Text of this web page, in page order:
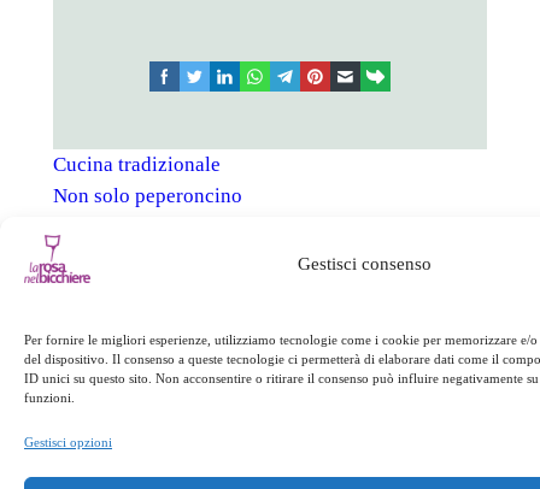
Gestisci consenso
Per fornire le migliori esperienze, utilizziamo tecnologie come i cookie per memorizzare e/
del dispositivo. Il consenso a queste tecnologie ci permetterà di elaborare dati come il
ID unici su questo sito. Non acconsentire o ritirare il consenso può influire negativamente
funzioni.
Gestisci opzioni
facebooktwitterlinkedinwhatsapptelegram
pinterest email link
Cucina tradizionale
Non solo peperoncino